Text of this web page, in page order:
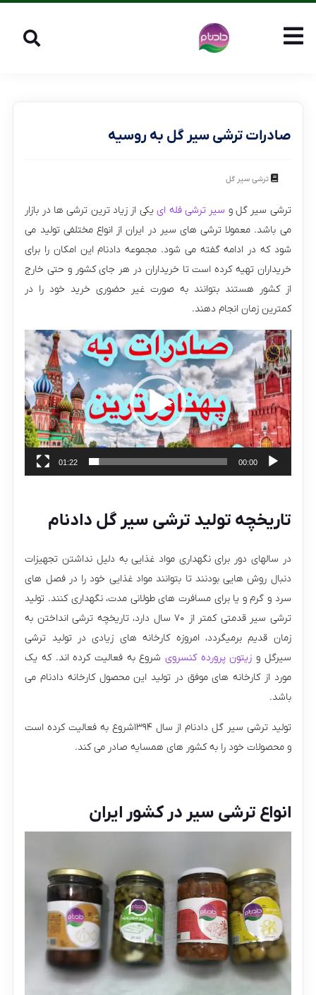
صادرات ترشی سیر گل به روسیه
ترشی سیر گل
ترشی سیر گل و سیر ترشی فله اییکی از زیاد ترین ترشی ها در بازار
می باشد. معمولا ترشی های سیر در ایران از انواع مختلفی تولید می
شود که در ادامه گفته می شود. مجموعه دادنام این امکان را برای
خریداران تهیه کرده است تا خریداران در هر جای کشور و حتی خارج
از کشور هستند بتوانند به صورت غیر حضوری خرید خود را در
کمترین زمان انجام دهند.
نمایشگر
ویدیو
00:00
01:22
تاریخچه تولید ترشی سیر گل دادنام
در سالهای دور برای نگهداری مواد غذایی به دلیل نداشتن تجهیزات
دنبال روش هایی بودنند تا بتوانند مواد غذایی خود را در فصل های
سرد و گرم و یا برای مسافرت های طولانی مدت، نگهداری کنند. تولید
ترشی سیر قدمتی کمتر از ۷۰ سال دارد، تاریخچه ترشی انداختن به
زمان قدیم برمیگردد، امروزه کارخانه های زیادی در تولید ترشی
سیرگل و زیتون پرورده کنسروی شروع به فعالیت کرده اند. که یک
مورد از کارخانه های موفق در تولید این محصول کارخانه دادنام می
باشد.
تولید ترشی سیر گل دادنام از سال ۱۳۹۴شروع به فعالیت کرده است
و محصولات خود را به کشور های همسایه صادر می کند.
انواع ترشی سیر در کشور ایران